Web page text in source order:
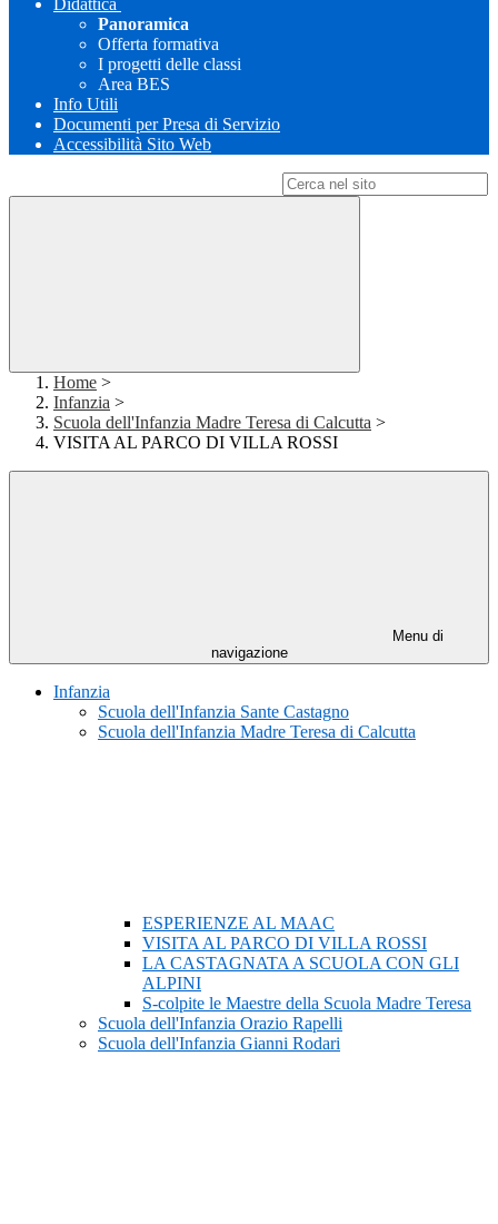
Didattica
Panoramica
Offerta formativa
I progetti delle classi
Area BES
Info Utili
Documenti per Presa di Servizio
Accessibilità Sito Web
Home >
Infanzia >
Scuola dell'Infanzia Madre Teresa di Calcutta >
VISITA AL PARCO DI VILLA ROSSI
Menu di
navigazione
Infanzia
Scuola dell'Infanzia Sante Castagno
Scuola dell'Infanzia Madre Teresa di Calcutta
ESPERIENZE AL MAAC
VISITA AL PARCO DI VILLA ROSSI
LA CASTAGNATA A SCUOLA CON GLI
ALPINI
S-colpite le Maestre della Scuola Madre Teresa
Scuola dell'Infanzia Orazio Rapelli
Scuola dell'Infanzia Gianni Rodari